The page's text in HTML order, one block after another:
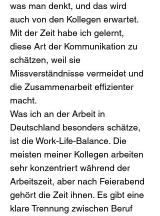
was man denkt, und das wird
auch von den Kollegen erwartet.
Mit der Zeit habe ich gelernt,
diese Art der Kommunikation zu
schätzen, weil sie
Missverständnisse vermeidet und
die Zusammenarbeit effizienter
macht.
Was ich an der Arbeit in
Deutschland besonders schätze,
ist die Work-Life-Balance. Die
meisten meiner Kollegen arbeiten
sehr konzentriert während der
Arbeitszeit, aber nach Feierabend
gehört die Zeit ihnen. Es gibt eine
klare Trennung zwischen Beruf